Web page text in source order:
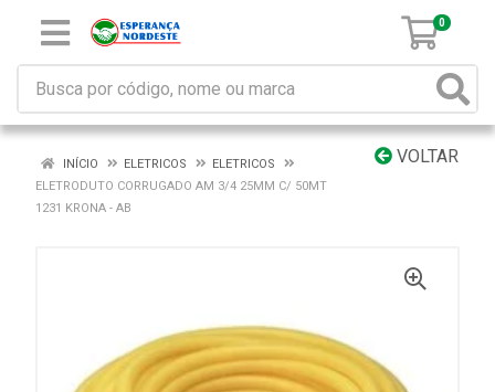
0
VOLTAR
INÍCIO ELETRICOS
ELETRICOS
ELETRODUTO CORRUGADO AM 3/4 25MM C/ 50MT
1231 KRONA - AB